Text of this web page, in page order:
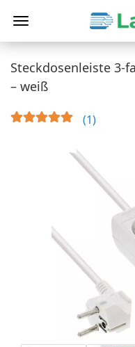
Steckdosenleiste 3-
– weiß
1